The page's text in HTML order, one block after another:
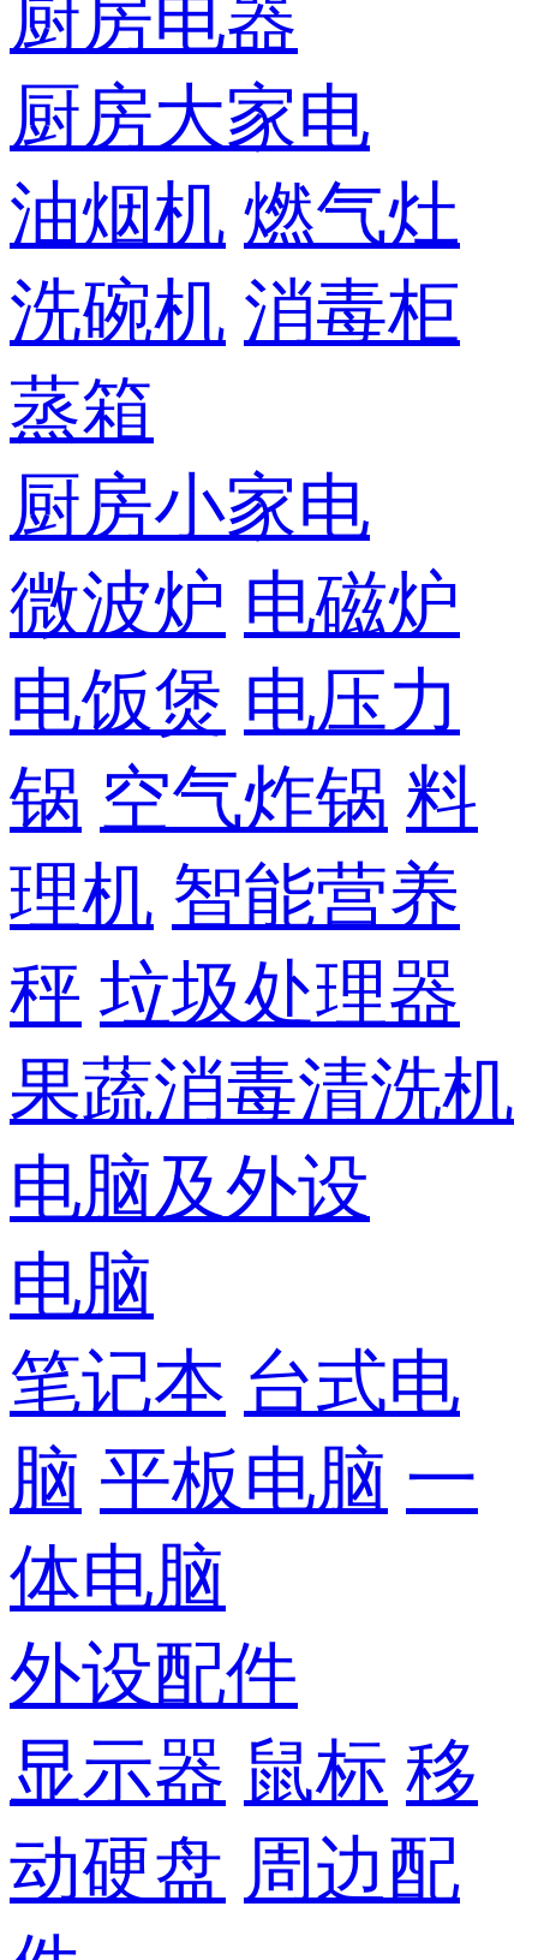
厨房电器
厨房大家电
油烟机 燃气灶
洗碗机 消毒柜
蒸箱
厨房小家电
微波炉 电磁炉
电饭煲 电压力
锅 空气炸锅 料
理机 智能营养
秤 垃圾处理器
果蔬消毒清洗机
电脑及外设
电脑
笔记本 台式电
脑 平板电脑 一
体电脑
外设配件
显示器 鼠标 移
动硬盘 周边配